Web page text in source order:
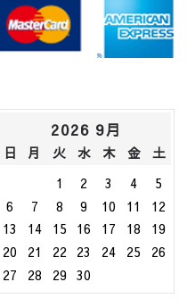
2026 9月
日 月 火 水 木 金
土
1
2 3 4
5
6
7 8 9 10 11
12
13
14 15 16 17 18
19
20
21 22 23 24 25
26
27
28 29 30